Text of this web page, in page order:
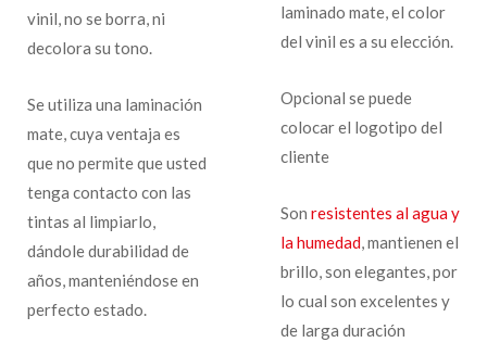
vinil, no se borra, ni
decolora su tono.
Se utiliza una laminación
mate, cuya ventaja es
que no permite que usted
tenga contacto con las
tintas al limpiarlo,
dándole durabilidad de
años, manteniéndose en
perfecto estado.
laminado mate, el color
del vinil es a su elección.
Opcional se puede
colocar el logotipo del
cliente
Son resistentes al agua y
la humedad, mantienen el
brillo, son elegantes, por
lo cual son excelentes y
de larga duración